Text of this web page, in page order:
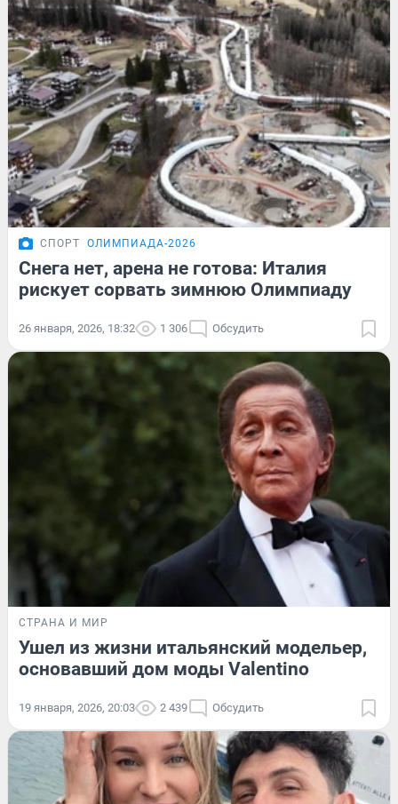
СПОРТ ОЛИМПИАДА-2026
Снега нет, арена не готова: Италия
рискует сорвать зимнюю Олимпиаду
26 января, 2026, 18:32 1 306 Обсудить
СТРАНА И МИР
Ушел из жизни итальянский модельер,
основавший дом моды Valentino
19 января, 2026, 20:03 2 439 Обсудить